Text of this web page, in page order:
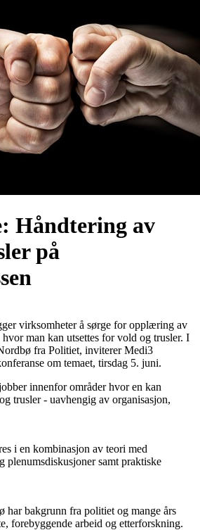
Håndtering av
på
virksomheter å sørge for opplæring av
hvor man kan utsettes for vold og trusler. I
fra Politiet, inviterer Medi3
om temaet, tirsdag 5. juni.
innenfor områder hvor en kan
trusler - uavhengig av organisasjon,
i en kombinasjon av teori med
plenumsdiskusjoner samt praktiske
har bakgrunn fra politiet og mange års
forebyggende arbeid og etterforskning.